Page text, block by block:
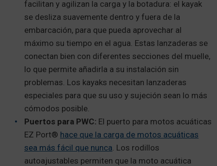
facilitan y agilizan la carga y la botadura: el kayak
se desliza suavemente dentro y fuera de la
embarcación, para que pueda aprovechar al
máximo su tiempo en el agua. Estas lanzaderas se
conectan bien con diferentes secciones del muelle,
lo que permite añadirla a su instalación sin
problemas. Los kayaks necesitan lanzaderas
especiales para que su uso y sujeción sean lo más
cómodos posible.
Puertos para PWC: El puerto para motos acuáticas
EZ Port® hace que la carga de motos acuáticas
sea más fácil que nunca. Los rodillos
autoajustables permiten que la moto acuática